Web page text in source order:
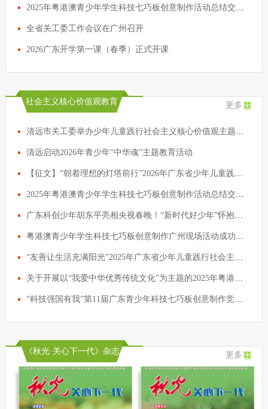
2025年粤港澳青少年学生科技七巧板创意制作活动总结交流会议在穗举行
全省关工委工作会议在广州召开
2026广东开学第一课（春季）正式开课
社会主义核心价值观教育 更多
清远市关工委举办少年儿童践行社会主义核心价值观主题征文写作辅导活动
清远启动2026年青少年“中华魂”主题教育活动
【征文】“朝着理想的灯塔前行”2026年广东省少年儿童践行社会主义核心价值观主题征文活动启动啦！
2025年粤港澳青少年学生科技七巧板创意制作活动总结交流会议在穗举行
广东科创少年胡东平亮相央视春晚！“新时代好少年”怀抱科技梦想策马扬鞭
粤港澳青少年学生科技七巧板创意制作广州现场活动成功举行
“友善让生活充满阳光”2025年广东省少年儿童践行社会主义核心价值观主题征文活动评选结果公示
关于开展以“我爱中华优秀传统文化”为主题的2025年粤港澳青少年学生科技七巧板创意制作活动的通知
“科技强国有我”第11届广东青少年科技七巧板创意制作竞赛颁奖典礼仪式圆满举行
《秋光·关心下一代》杂志 更多